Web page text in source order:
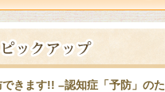
きます!! –認知症「予防」のた